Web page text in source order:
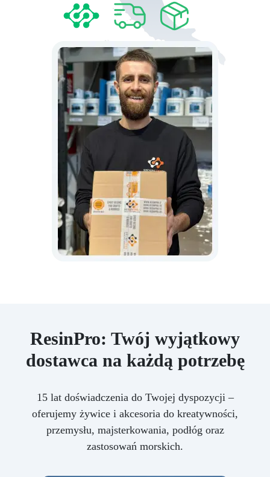
ResinPro: Twój wyjątkowy
dostawca na każdą potrzebę
15 lat doświadczenia do Twojej dyspozycji –
oferujemy żywice i akcesoria do kreatywności,
przemysłu, majsterkowania, podłóg oraz
zastosowań morskich.